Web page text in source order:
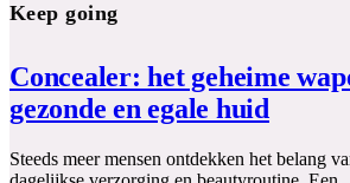
Keep going
Concealer: het geheime
gezonde en egale huid
Steeds meer mensen ontdekken het belang